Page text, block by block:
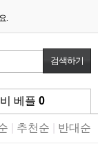
.
베플 0
추천순 반대순